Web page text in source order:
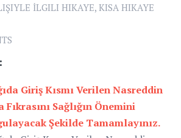
İLGILI HIKAYE, KISA HIKAYE
Giriş Kısmı Verilen Nasreddin
Fıkrasını Sağlığın Önemini
Şekilde Tamamlayınız.